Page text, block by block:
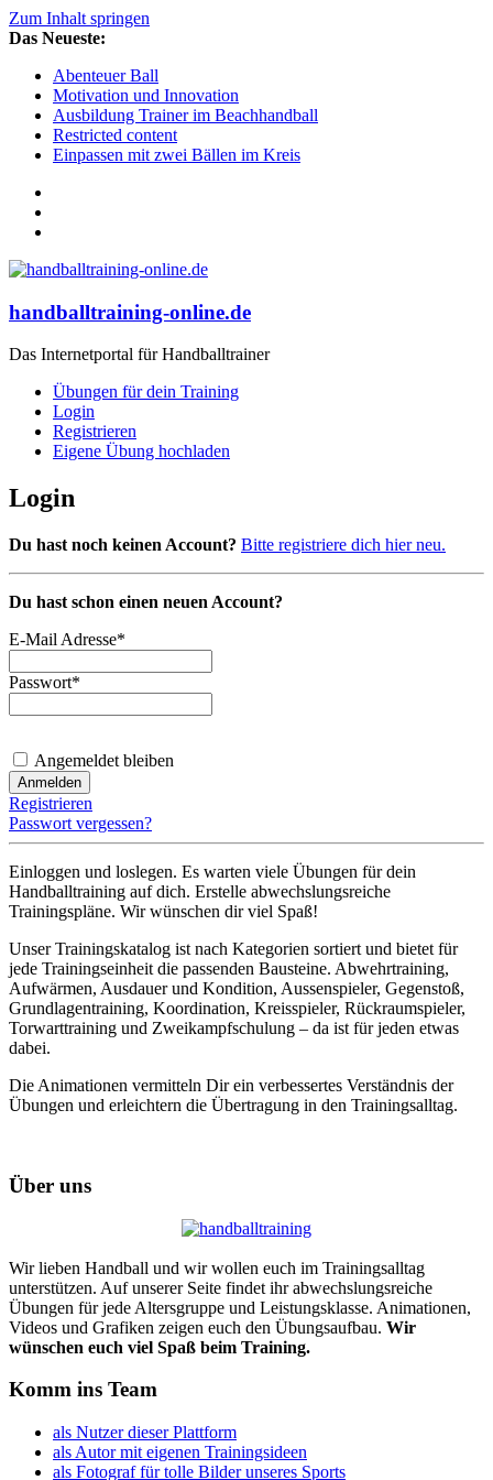
Zum Inhalt springen
Das Neueste:
Abenteuer Ball
Motivation und Innovation
Ausbildung Trainer im Beachhandball
Restricted content
Einpassen mit zwei Bällen im Kreis
handballtraining-online.de
Das Internetportal für Handballtrainer
Übungen für dein Training
Login
Registrieren
Eigene Übung hochladen
Login
Du hast noch keinen Account? Bitte registriere dich hier neu.
Du hast schon einen neuen Account?
E-Mail Adresse*
Passwort*
Angemeldet bleiben
Registrieren
Passwort vergessen?
Einloggen und loslegen. Es warten viele Übungen für dein
Handballtraining auf dich. Erstelle abwechslungsreiche
Trainingspläne. Wir wünschen dir viel Spaß!
Unser Trainingskatalog ist nach Kategorien sortiert und bietet für
jede Trainingseinheit die passenden Bausteine. Abwehrtraining,
Aufwärmen, Ausdauer und Kondition, Aussenspieler, Gegenstoß,
Grundlagentraining, Koordination, Kreisspieler, Rückraumspieler,
Torwarttraining und Zweikampfschulung – da ist für jeden etwas
dabei.
Die Animationen vermitteln Dir ein verbessertes Verständnis der
Übungen und erleichtern die Übertragung in den Trainingsalltag.
Über uns
Wir lieben Handball und wir wollen euch im Trainingsalltag
unterstützen. Auf unserer Seite findet ihr abwechslungsreiche
Übungen für jede Altersgruppe und Leistungsklasse. Animationen,
Videos und Grafiken zeigen euch den Übungsaufbau. Wir
wünschen euch viel Spaß beim Training.
Komm ins Team
als Nutzer dieser Plattform
als Autor mit eigenen Trainingsideen
als Fotograf für tolle Bilder unseres Sports